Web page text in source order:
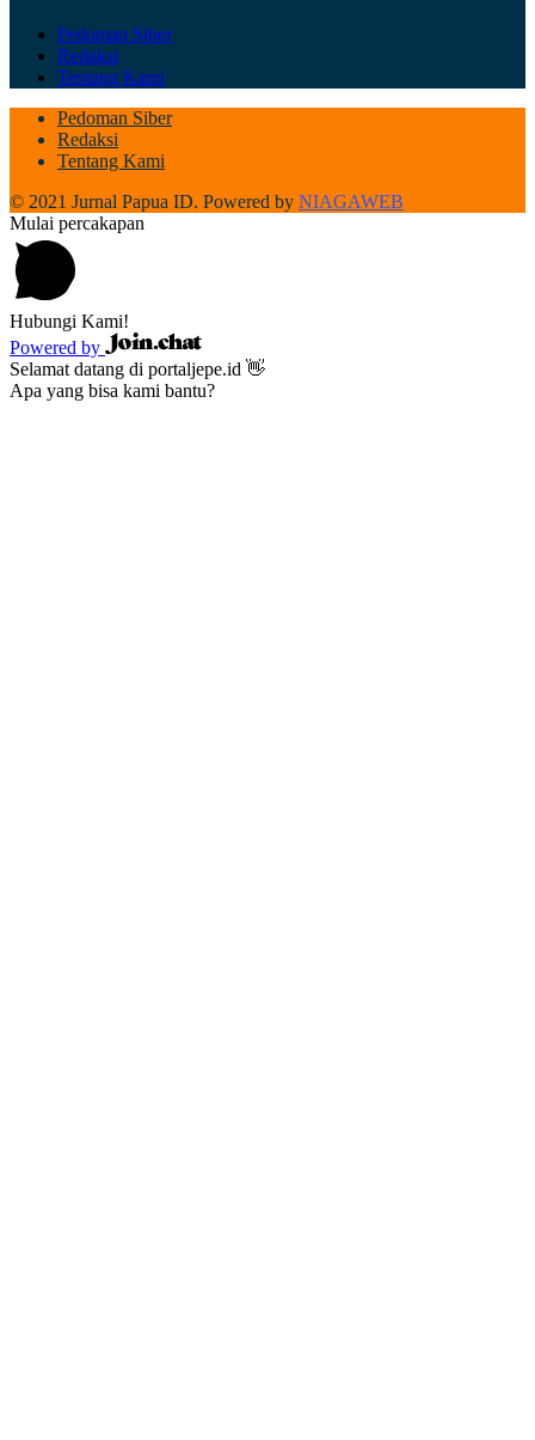
Pedoman Siber
Redaksi
Tentang Kami
Pedoman Siber
Redaksi
Tentang Kami
© 2021 Jurnal Papua ID. Powered by NIAGAWEB
Mulai percakapan
Hubungi Kami!
Powered by
Selamat datang di portaljepe.id 👋
Apa yang bisa kami bantu?